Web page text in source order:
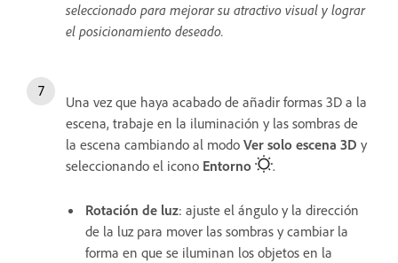
seleccionado para mejorar su atractivo visual y lograr
el posicionamiento deseado.
Una vez que haya acabado de añadir formas 3D a la
escena, trabaje en la iluminación y las sombras de
la escena cambiando al modo Ver solo escena 3D y
seleccionando el icono Entorno .
Rotación de luz: ajuste el ángulo y la dirección
de la luz para mover las sombras y cambiar la
forma en que se iluminan los objetos en la